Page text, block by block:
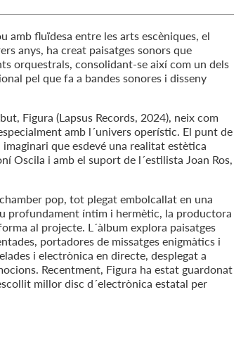
amb fluïdesa entre les arts escèniques, el
anys, ha creat paisatges sonors que
orquestrals, consolidant-se així com un dels
pel que fa a bandes sonores i disseny
Figura (Lapsus Records, 2024), neix com
amb l´univers operístic. El punt de
que esdevé una realitat estètica
Oscila i amb el suport de l´estilista Joan Ros,
pop, tot plegat embolcallat en una
profundament íntim i hermètic, la productora
al projecte. L´àlbum explora paisatges
portadores de missatges enigmàtics i
i electrònica en directe, desplegat a
Recentment, Figura ha estat guardonat
millor disc d´electrònica estatal per